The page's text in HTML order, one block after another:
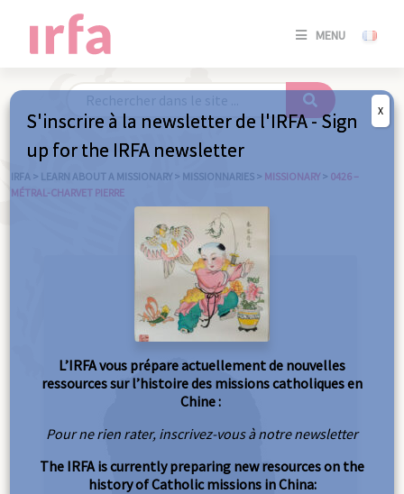
MENU
SE
/
IRFA > LEARN ABOUT A MISSIONARY > MISSIONNARIES > MISSIONARY > 0426 –
MÉTRAL-CHARVET PIERRE
S'inscrire à la newsletter de l'IRFA - Sign
up for the IRFA newsletter
L’IRFA vous prépare actuellement de nouvelles
ressources sur l’histoire des missions catholiques en
Chine :
Pour ne rien rater, inscrivez-vous à notre newsletter
The IRFA is currently preparing new resources on the
history of Catholic missions in China:
X